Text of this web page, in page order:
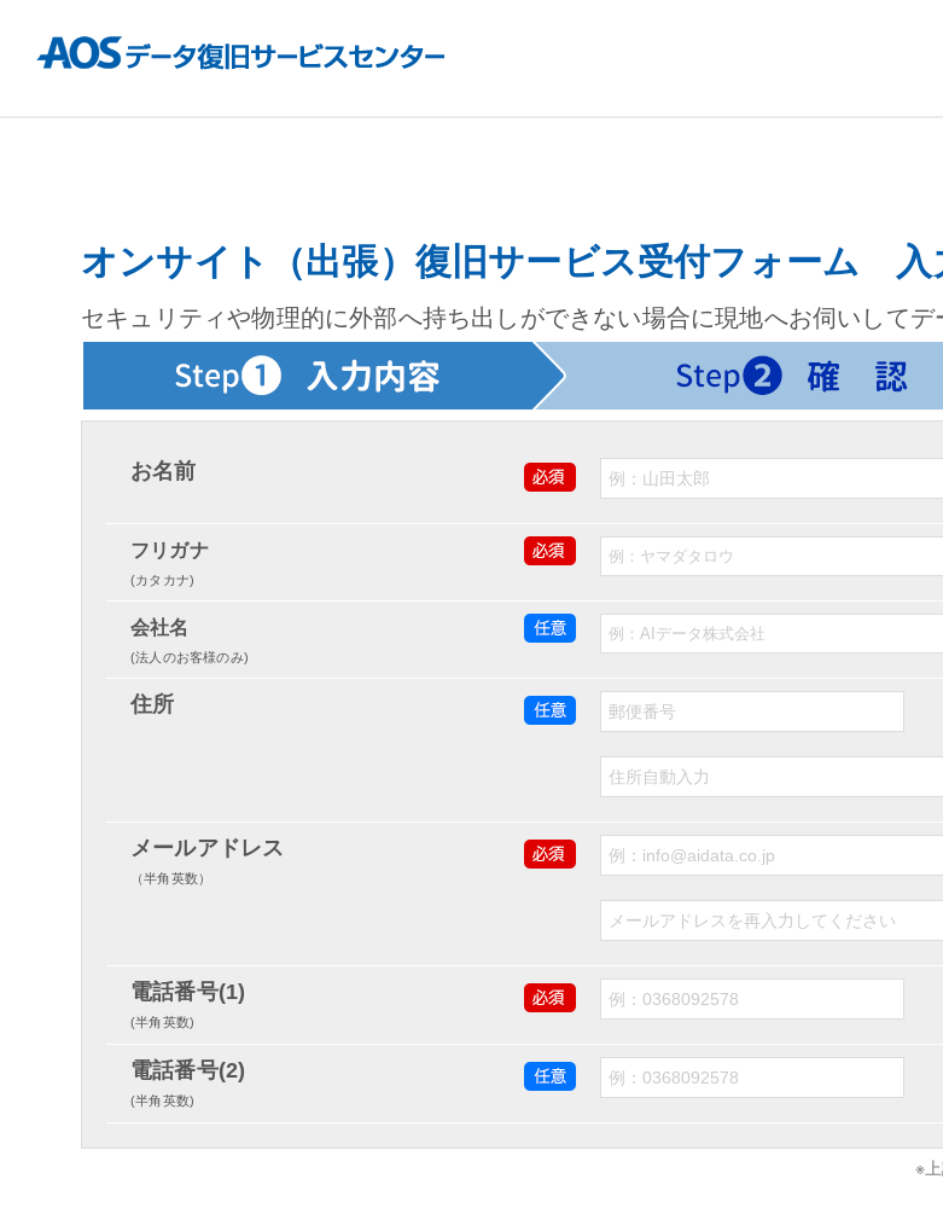
オンサイト（出張）復旧サービス受付フォーム 入
セキュリティや物理的に外部へ持ち出しができない場合に現地へお伺いしてデ
お名前
フリガナ
(カタカナ)
会社名
(法人のお客様のみ)
住所
メールアドレス
（半角英数）
電話番号(1)
(半角英数)
電話番号(2)
(半角英数)
※